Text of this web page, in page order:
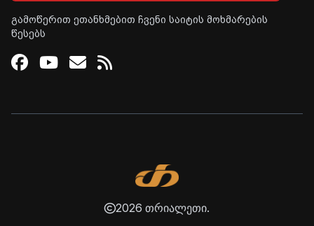
გამოწერით ეთანხმებით ჩვენი საიტის მოხმარების
წესებს
Facebook
Youtube
Email
RSS
2026 თრიალეთი.